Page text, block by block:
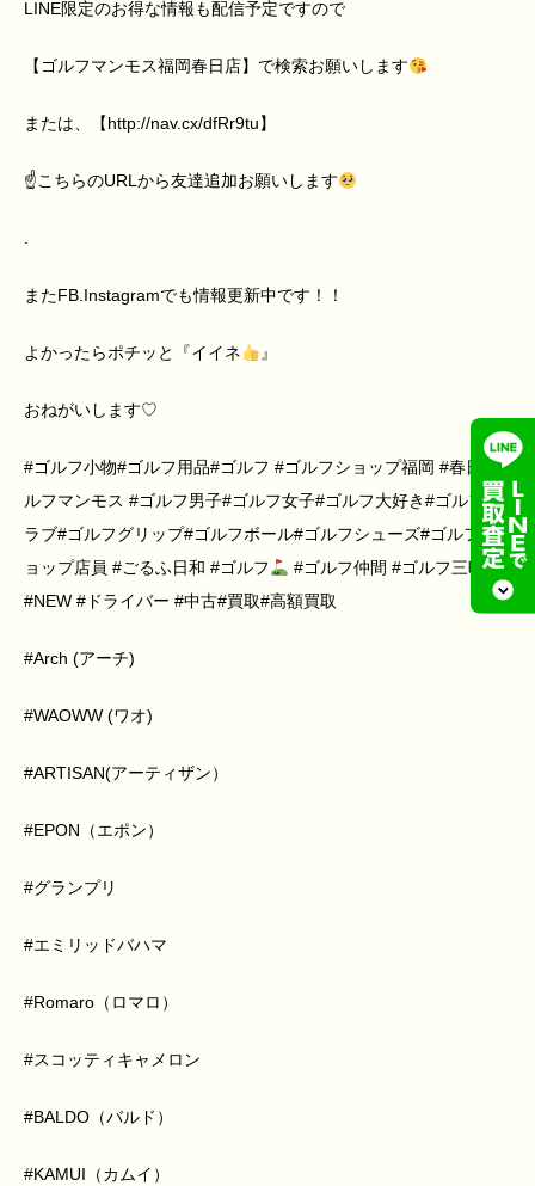
LINE限定のお得な情報も配信予定ですので
【ゴルフマンモス福岡春日店】で検索お願いします
または、【http://nav.cx/dfRr9tu】
☝こちらのURLから友達追加お願いします
.
またFB.Instagramでも情報更新中です！！
よかったらポチッと『イイネ 』
おねがいします♡
#ゴルフ小物#ゴルフ用品#ゴルフ #ゴルフショップ福岡 #春日#ゴ
ルフマンモス #ゴルフ男子#ゴルフ女子#ゴルフ大好き#ゴルフク
ラブ#ゴルフグリップ#ゴルフボール#ゴルフシューズ#ゴルフシ
ョップ店員 #ごるふ日和 #ゴルフ
#ゴルフ仲間 #ゴルフ三昧
#NEW #ドライバー #中古#買取#高額買取
#Arch (アーチ)
#WAOWW (ワオ)
#ARTISAN(アーティザン）
#EPON（エポン）
#グランプリ
#エミリッドバハマ
#Romaro（ロマロ）
#スコッティキャメロン
#BALDO（バルド）
#KAMUI（カムイ）